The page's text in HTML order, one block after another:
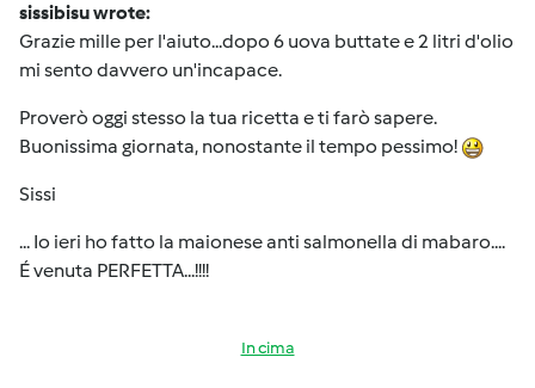
sissibisu wrote:
Grazie mille per l'aiuto...dopo 6 uova buttate e 2 litri d'olio
mi sento davvero un'incapace.
Proverò oggi stesso la tua ricetta e ti farò sapere.
Buonissima giornata, nonostante il tempo pessimo!
Sissi
... Io ieri ho fatto la maionese anti salmonella di mabaro....
É venuta PERFETTA...!!!!
In cima